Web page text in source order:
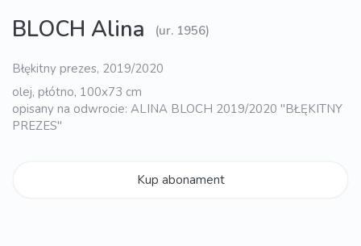
BLOCH Alina (ur. 1956)
Błękitny prezes, 2019/2020
olej, płótno, 100x73 cm
opisany na odwrocie: ALINA BLOCH 2019/2020 "BŁĘKITNY
PREZES"
Kup abonament